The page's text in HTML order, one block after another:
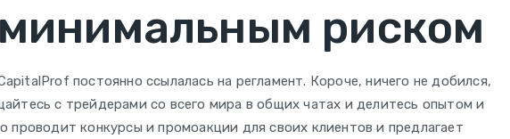
риском
постоянно ссылалась на регламент. Короче, ничего не добился,
с трейдерами со всего мира в общих чатах и делитесь опытом и
проводит конкурсы и промоакции для своих клиентов и предлагает